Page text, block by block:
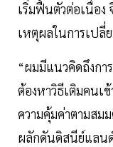
เริ่มฟื้นตัวต่อเนื่อง
เหตุผลในการเป
“ผมมีแนวคิดถึงก
ต้องหาวิธีเติมคนเ
ความคุ้มค่าตามสม
ผลักดันดิสนีย์แลนด์